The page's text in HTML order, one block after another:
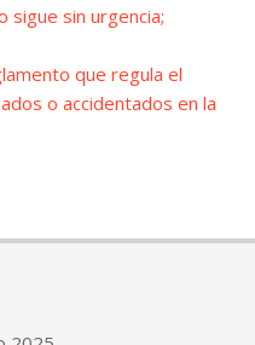
sigue sin urgencia;
que regula el
o accidentados en la